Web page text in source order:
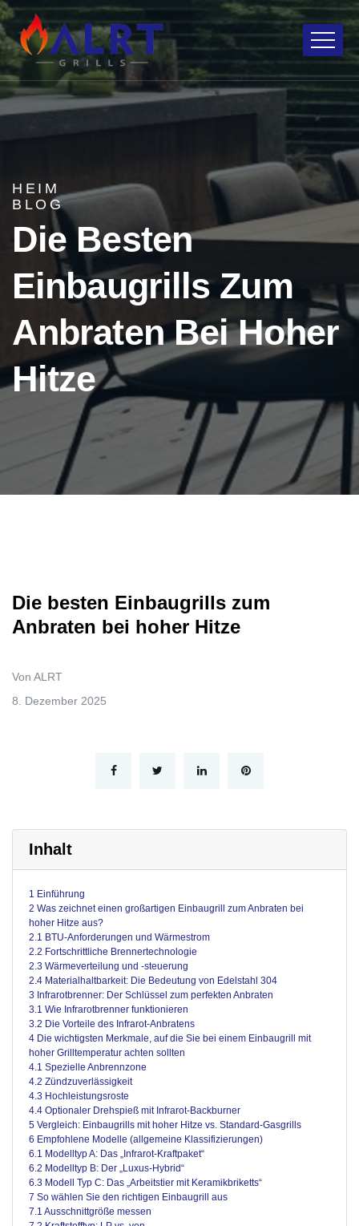
HEIM
BLOG
Die Besten
Einbaugrills Zum
Anbraten Bei Hoher
Hitze
Die besten Einbaugrills zum
Anbraten bei hoher Hitze
Von ALRT
8. Dezember 2025
Inhalt
1 Einführung
2 Was zeichnet einen großartigen Einbaugrill zum Anbraten bei
hoher Hitze aus?
2.1 BTU-Anforderungen und Wärmestrom
2.2 Fortschrittliche Brennertechnologie
2.3 Wärmeverteilung und -steuerung
2.4 Materialhaltbarkeit: Die Bedeutung von Edelstahl 304
3 Infrarotbrenner: Der Schlüssel zum perfekten Anbraten
3.1 Wie Infrarotbrenner funktionieren
3.2 Die Vorteile des Infrarot-Anbratens
4 Die wichtigsten Merkmale, auf die Sie bei einem Einbaugrill mit
hoher Grilltemperatur achten sollten
4.1 Spezielle Anbrennzone
4.2 Zündzuverlässigkeit
4.3 Hochleistungsroste
4.4 Optionaler Drehspieß mit Infrarot-Backburner
5 Vergleich: Einbaugrills mit hoher Hitze vs. Standard-Gasgrills
6 Empfohlene Modelle (allgemeine Klassifizierungen)
6.1 Modelltyp A: Das „Infrarot-Kraftpaket“
6.2 Modelltyp B: Der „Luxus-Hybrid“
6.3 Modell Typ C: Das „Arbeitstier mit Keramikbriketts“
7 So wählen Sie den richtigen Einbaugrill aus
7.1 Ausschnittgröße messen